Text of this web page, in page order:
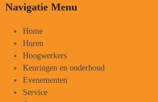
Navigatie Menu
Home
Huren
Hoogwerkers
Keuringen en onderhoud
Evenementen
Service